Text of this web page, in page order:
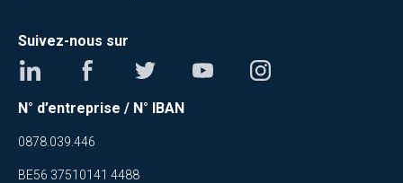
Suivez-nous sur
N° d’entreprise / N° IBAN
0878.039.446
BE56 37510141 4488